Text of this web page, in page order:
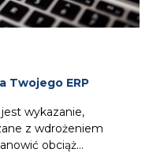
Twojego ERP
wykazanie,
z wdrożeniem
obciąż...